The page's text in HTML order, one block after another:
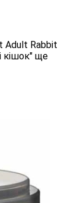
Adult Rabbit
кішок" ще